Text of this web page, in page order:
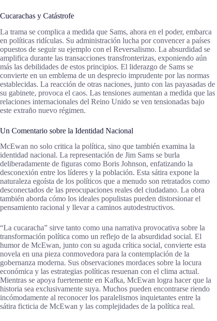
Cucarachas y Catástrofe
La trama se complica a medida que Sams, ahora en el poder, embarca
en políticas ridículas. Su administración lucha por convencer a países
opuestos de seguir su ejemplo con el Reversalismo. La absurdidad se
amplifica durante las transacciones transfronterizas, exponiendo aún
más las debilidades de estos principios. El liderazgo de Sams se
convierte en un emblema de un desprecio imprudente por las normas
establecidas. La reacción de otras naciones, junto con las payasadas de
su gabinete, provoca el caos. Las tensiones aumentan a medida que las
relaciones internacionales del Reino Unido se ven tensionadas bajo
este extraño nuevo régimen.
Un Comentario sobre la Identidad Nacional
McEwan no solo critica la política, sino que también examina la
identidad nacional. La representación de Jim Sams se burla
deliberadamente de figuras como Boris Johnson, enfatizando la
desconexión entre los líderes y la población. Esta sátira expone la
naturaleza egoísta de los políticos que a menudo son retratados como
desconectados de las preocupaciones reales del ciudadano. La obra
también aborda cómo los ideales populistas pueden distorsionar el
pensamiento racional y llevar a caminos autodestructivos.
“La cucaracha” sirve tanto como una narrativa provocativa sobre la
transformación política como un reflejo de la absurdidad social. El
humor de McEwan, junto con su aguda crítica social, convierte esta
novela en una pieza conmovedora para la contemplación de la
gobernanza moderna. Sus observaciones mordaces sobre la locura
económica y las estrategias políticas resuenan con el clima actual.
Mientras se apoya fuertemente en Kafka, McEwan logra hacer que la
historia sea exclusivamente suya. Muchos pueden encontrarse riendo
incómodamente al reconocer los paralelismos inquietantes entre la
sátira ficticia de McEwan y las complejidades de la política real.